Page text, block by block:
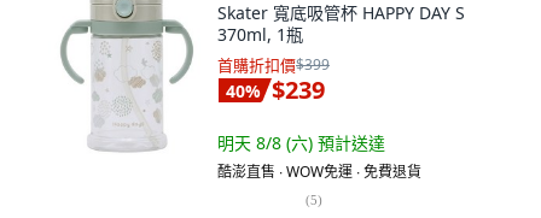
Skater 寬底吸管杯 HAPPY DAY S
370ml, 1瓶
首購折扣價$399
40% $239
明天 8/8 (六) 預計送達
酷澎直售 ∙ WOW免運 ∙ 免費退貨
(5)